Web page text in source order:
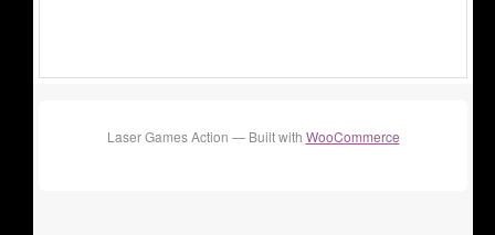
Laser Games Action — Built with WooCommerce